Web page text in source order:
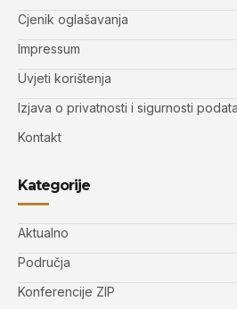
Cjenik oglašavanja
Impressum
Uvjeti korištenja
Izjava o privatnosti i sigurnosti
Kontakt
Kategorije
Aktualno
Područja
Konferencije ZIP